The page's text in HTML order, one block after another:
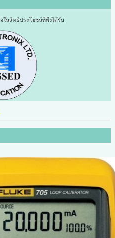
จในสิทธิประโยชน์ที่พึงได้รับ